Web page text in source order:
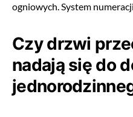
ogniowych. System
Czy drzwi
nadają się do